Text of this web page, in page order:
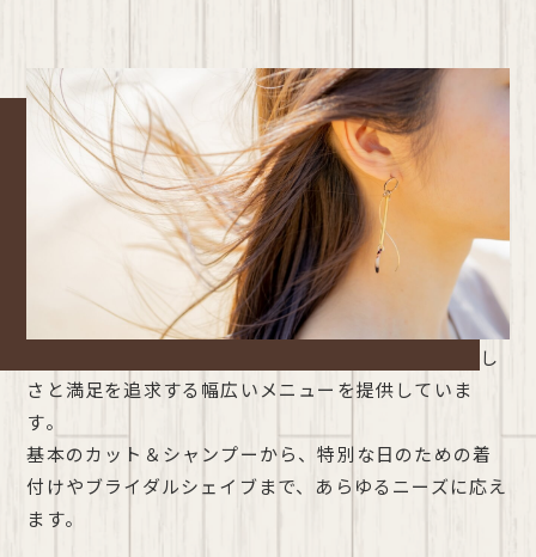
HAIR Design Riche（リッシュ）では、お客様の美し
さと満足を追求する幅広いメニューを提供していま
す。
基本のカット＆シャンプーから、特別な日のための着
付けやブライダルシェイブまで、あらゆるニーズに応え
ます。